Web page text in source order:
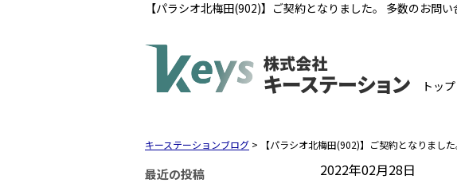
【パラシオ北梅田(902)】ご契約となりました。 多数のお問
トップ
キーステーションブログ > 【パラシオ北梅田(902)】ご契約となりまし
最近の投稿 2022年02月28日